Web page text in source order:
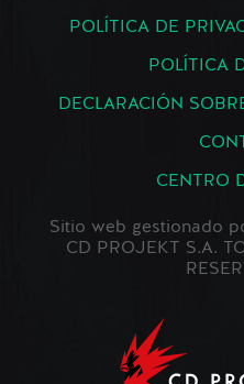
POLÍTICA DE
POLÍTICA
DECLARACIÓN
CENTRO
Sitio web gestionado
CD PROJEKT S.A.